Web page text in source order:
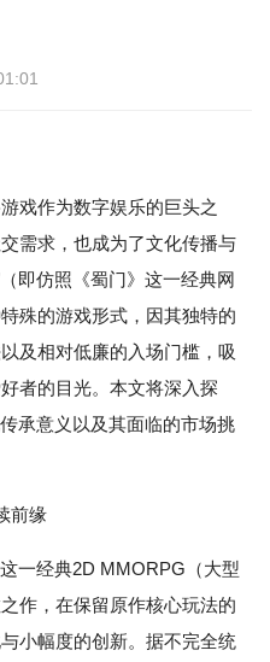
作为数字娱乐的巨头之
需求，也成为了文化传播与
（即仿照《蜀门》这一经典网
殊的游戏形式，因其独特的
及相对低廉的入场门槛，吸
者的目光。本文将深入探
承意义以及其面临的市场挑
前缘
一经典2D MMORPG（大型
作，在保留原作核心玩法的
小幅度的创新。据不完全统